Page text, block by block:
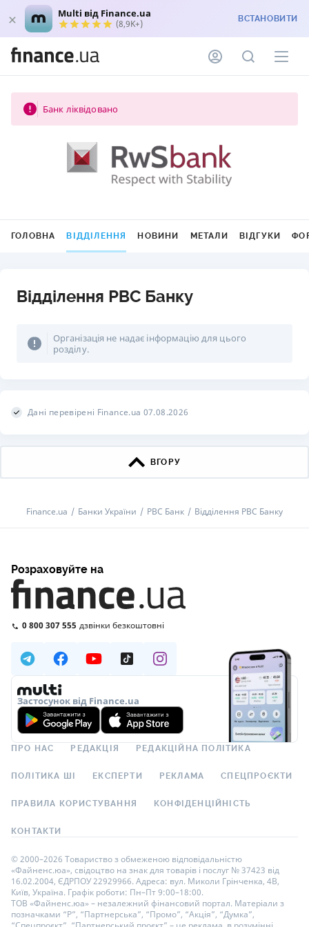
Multi від Finance.ua
(8,9K+) ВСТАНОВИТИ
Банк ліквідовано
ГОЛОВНА ВІДДІЛЕННЯ НОВИНИ МЕТАЛИ ВІДГУКИ
Відділення РВС Банку
Організація не надає інформацію для цього
розділу.
Дані перевірені Finance.ua 07.08.2026
ВГОРУ
Finance.ua Банки України РВС Банк Відділення РВС Банку
Розраховуйте на
0 800 307 555 дзвінки безкоштовні
Застосунок від Finance.ua
ПРО НАС РЕДАКЦІЯ РЕДАКЦІЙНА ПОЛІТИКА
ПОЛІТИКА ШІ ЕКСПЕРТИ РЕКЛАМА СПЕЦПРОЄКТИ
ПРАВИЛА КОРИСТУВАННЯ КОНФІДЕНЦІЙНІСТЬ
КОНТАКТИ
© 2000–2026 Товариство з обмеженою відповідальністю
«Файненс.юа», свідоцтво на знак для товарів і послуг № 37423 від
16.02.2004, ЄДРПОУ 22929966. Адреса: вул. Миколи Грінченка, 4В,
Київ, Україна. Графік роботи: Пн–Пт 9:00–18:00.
ТОВ «Файненс.юа» – незалежний фінансовий портал. Матеріали з
позначками “Р”, “Партнерська”, “Промо”, “Акція”, “Думка”,